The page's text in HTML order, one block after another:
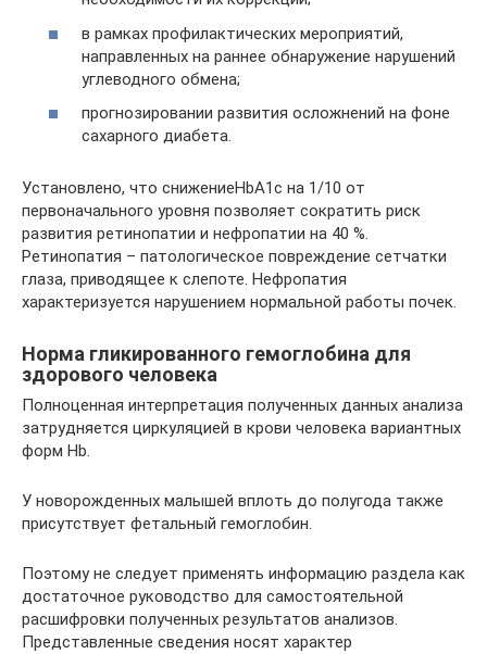
в рамках профилактических мероприятий,
направленных на раннее обнаружение нарушений
углеводного обмена;
прогнозировании развития осложнений на фоне
сахарного диабета.
Установлено, что снижениеHbA1c на 1/10 от
первоначального уровня позволяет сократить риск
развития ретинопатии и нефропатии на 40 %.
Ретинопатия – патологическое повреждение сетчатки
глаза, приводящее к слепоте. Нефропатия
характеризуется нарушением нормальной работы почек.
Норма гликированного гемоглобина для
здорового человека
Полноценная интерпретация полученных данных анализа
затрудняется циркуляцией в крови человека вариантных
форм Hb.
У новорожденных малышей вплоть до полугода также
присутствует фетальный гемоглобин.
Поэтому не следует применять информацию раздела как
достаточное руководство для самостоятельной
расшифровки полученных результатов анализов.
Представленные сведения носят характер